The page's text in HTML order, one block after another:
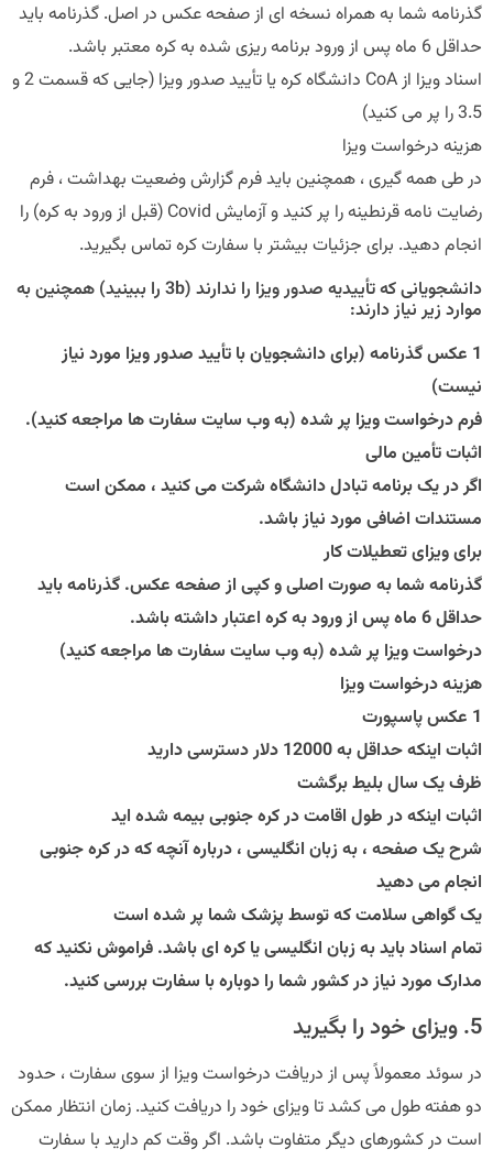
گذرنامه شما به همراه نسخه ای از صفحه عکس در اصل. گذرنامه باید
حداقل 6 ماه پس از ورود برنامه ریزی شده به کره معتبر باشد.
اسناد ویزا از CoA دانشگاه کره یا تأیید صدور ویزا (جایی که قسمت 2 و
3.5 را پر می کنید)
هزینه درخواست ویزا
در طی همه گیری ، همچنین باید فرم گزارش وضعیت بهداشت ، فرم
رضایت نامه قرنطینه را پر کنید و آزمایش Covid (قبل از ورود به کره) را
انجام دهید. برای جزئیات بیشتر با سفارت کره تماس بگیرید.
دانشجویانی که تأییدیه صدور ویزا را ندارند (3b را ببینید) همچنین به
موارد زیر نیاز دارند:
1 عکس گذرنامه (برای دانشجویان با تأیید صدور ویزا مورد نیاز
نیست)
فرم درخواست ویزا پر شده (به وب سایت سفارت ها مراجعه کنید).
اثبات تأمین مالی
اگر در یک برنامه تبادل دانشگاه شرکت می کنید ، ممکن است
مستندات اضافی مورد نیاز باشد.
برای ویزای تعطیلات کار
گذرنامه شما به صورت اصلی و کپی از صفحه عکس. گذرنامه باید
حداقل 6 ماه پس از ورود به کره اعتبار داشته باشد.
درخواست ویزا پر شده (به وب سایت سفارت ها مراجعه کنید)
هزینه درخواست ویزا
1 عکس پاسپورت
اثبات اینکه حداقل به 12000 دلار دسترسی دارید
ظرف یک سال بلیط برگشت
اثبات اینکه در طول اقامت در کره جنوبی بیمه شده اید
شرح یک صفحه ، به زبان انگلیسی ، درباره آنچه که در کره جنوبی
انجام می دهید
یک گواهی سلامت که توسط پزشک شما پر شده است
تمام اسناد باید به زبان انگلیسی یا کره ای باشد. فراموش نکنید که
مدارک مورد نیاز در کشور شما را دوباره با سفارت بررسی کنید.
5. ویزای خود را بگیرید
در سوئد معمولاً پس از دریافت درخواست ویزا از سوی سفارت ، حدود
دو هفته طول می کشد تا ویزای خود را دریافت کنید. زمان انتظار ممکن
است در کشورهای دیگر متفاوت باشد. اگر وقت کم دارید با سفارت